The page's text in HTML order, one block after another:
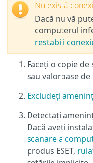
Nu există
Dacă nu vă
computerul
restabili
Faceți o copie
sau valoroase de
Excludeți
Detectați
Dacă aveți
scanare a
produs ESET,